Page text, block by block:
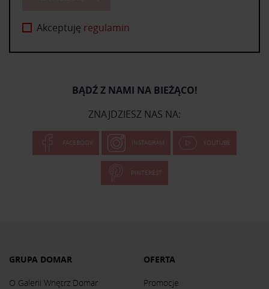
Akceptuję regulamin
BĄDŹ Z NAMI NA BIEŻĄCO!
ZNAJDZIESZ NAS NA:
FACEBOOK INSTAGRAM YOUTUBE
PINTEREST
GRUPA DOMAR
O Galerii Wnętrz Domar
OFERTA
Promocje